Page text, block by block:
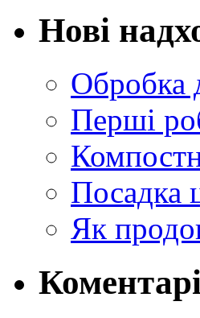
Нові
Обробка
Перші
Посадка
Як